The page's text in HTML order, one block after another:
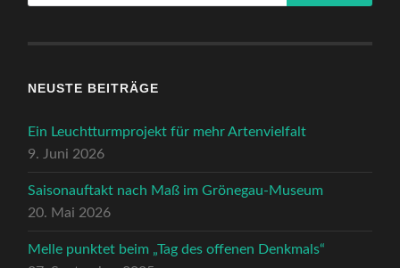
NEUSTE BEITRÄGE
Ein Leuchtturmprojekt für mehr Artenvielfalt
9. Juni 2026
Saisonauftakt nach Maß im Grönegau-Museum
20. Mai 2026
Melle punktet beim „Tag des offenen Denkmals“